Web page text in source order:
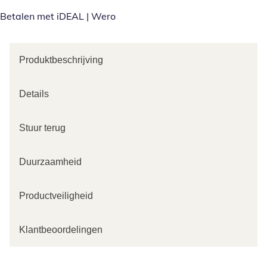
Betalen met iDEAL | Wero
Produktbeschrijving
Details
Stuur terug
Duurzaamheid
Productveiligheid
Klantbeoordelingen